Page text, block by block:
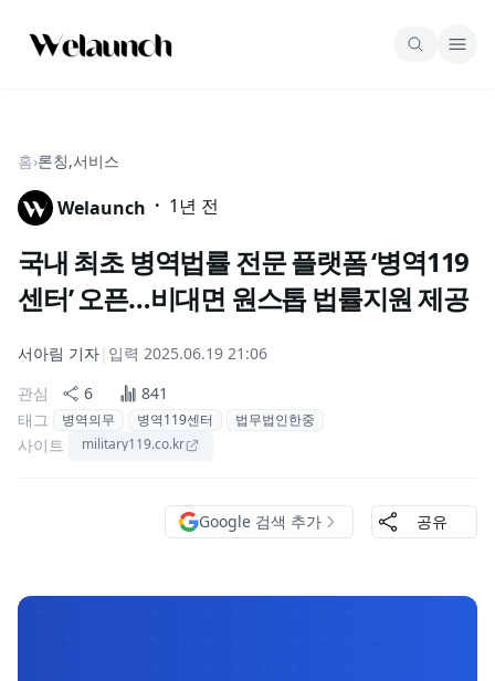
홈›론칭,서비스
Welaunch · 1년 전
국내 최초 병역법률 전문 플랫폼 ‘병역119
센터’ 오픈…비대면 원스톱 법률지원 제공
서아림 기자| 입력 2025.06.19 21:06
관심
6
841
태그
병역의무 병역119센터 법무법인한중
사이트 military119.co.kr
Google 검색 추가 공유